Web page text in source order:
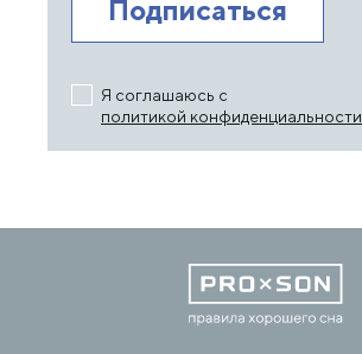
Я соглашаюсь с
политикой конфиденциальности